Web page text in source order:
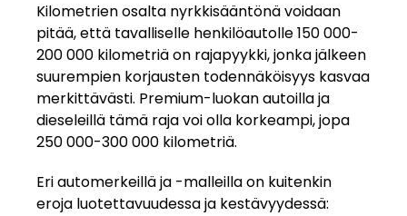
Kilometrien osalta nyrkkisääntönä voidaan
pitää, että tavalliselle henkilöautolle 150 000-
200 000 kilometriä on rajapyykki, jonka jälkeen
suurempien korjausten todennäköisyys kasvaa
merkittävästi. Premium-luokan autoilla ja
dieseleillä tämä raja voi olla korkeampi, jopa
250 000-300 000 kilometriä.
Eri automerkeillä ja -malleilla on kuitenkin
eroja luotettavuudessa ja kestävyydessä: